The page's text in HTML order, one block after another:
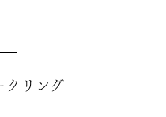
クリング